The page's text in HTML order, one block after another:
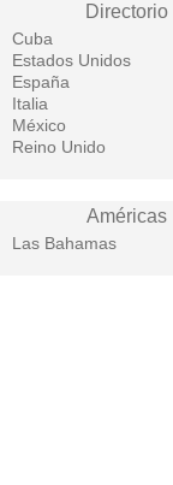
Directorio
Cuba
Estados Unidos
España
Italia
México
Reino Unido
Américas
Las Bahamas